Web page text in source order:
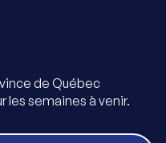
de Québec
les semaines à venir.